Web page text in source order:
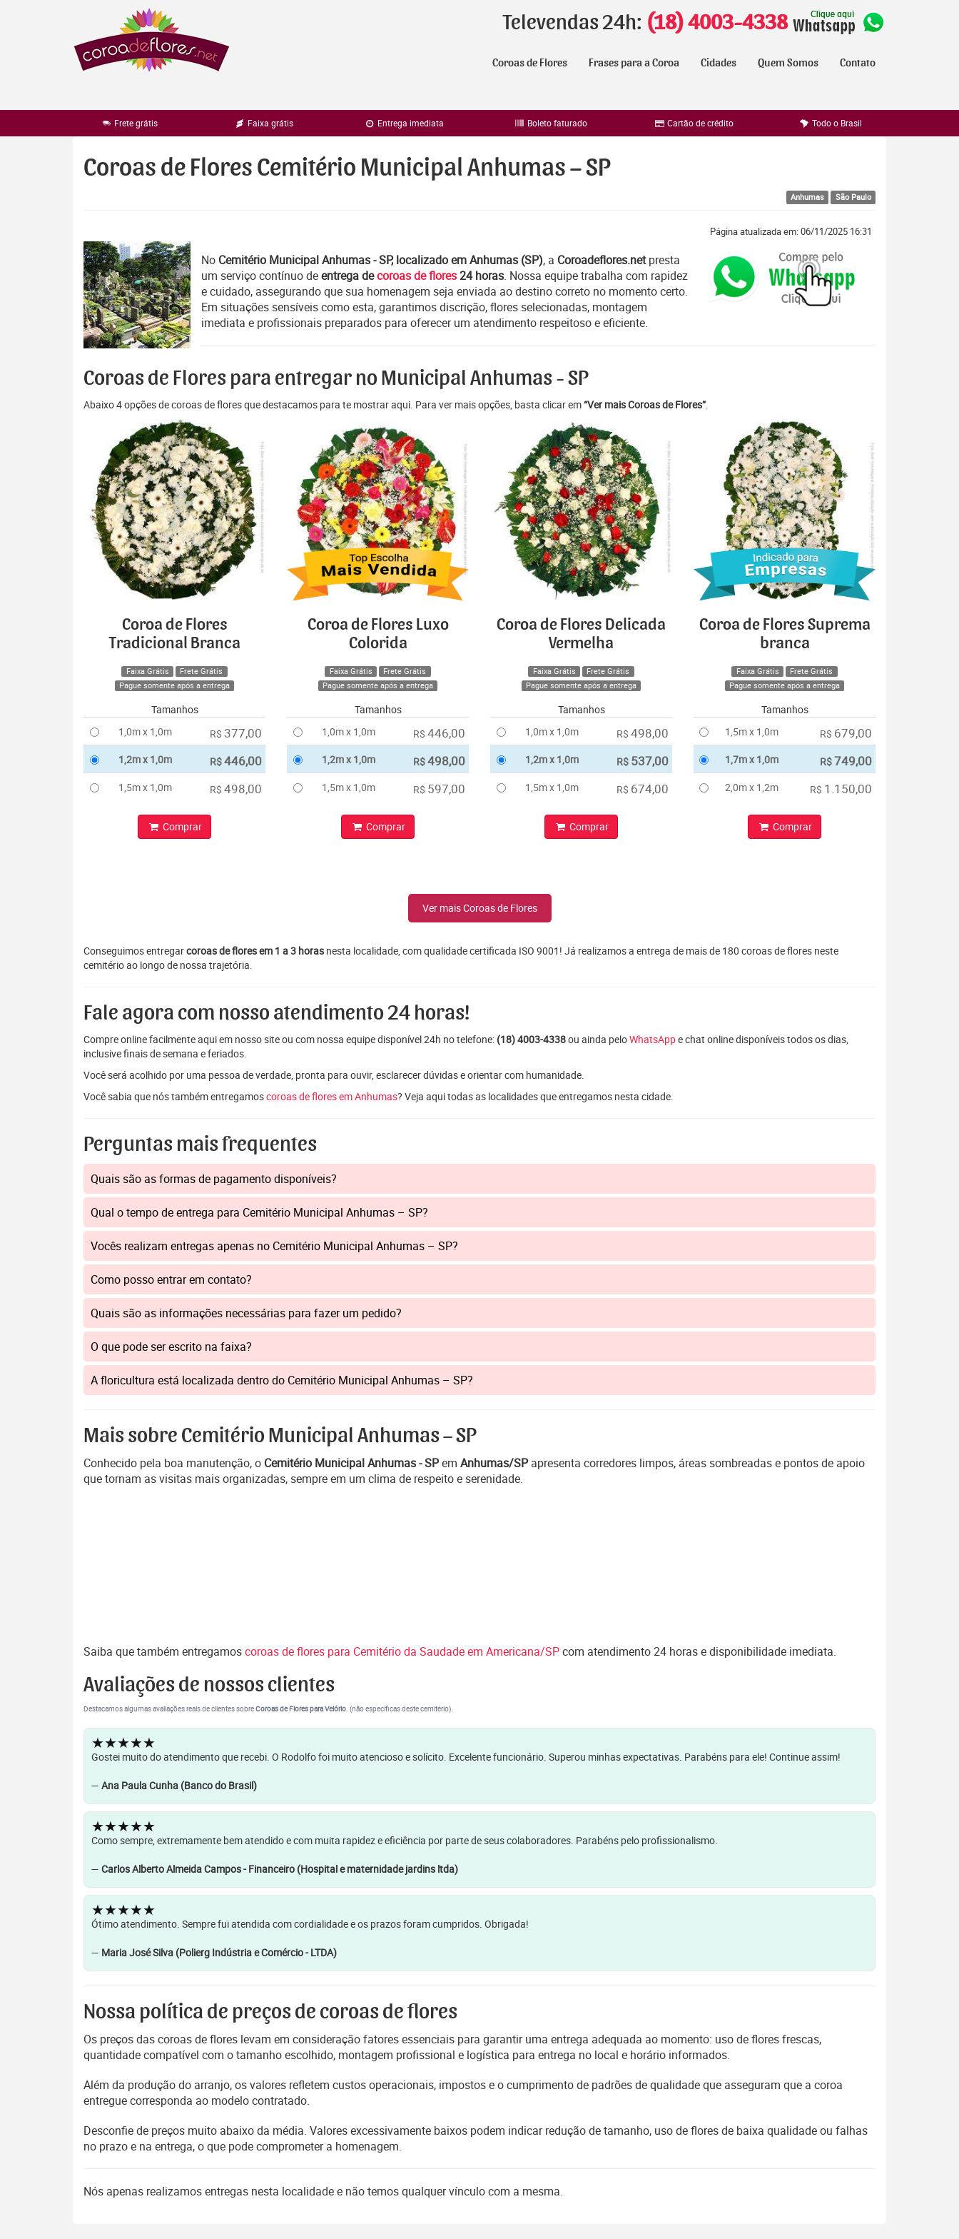
Televendas 24h: (18) 4003-4338
Coroas de Flores Frases para a Coroa Cidades Quem Somos Contato
Frete grátis Faixa grátis Entrega imediata Boleto faturado Cartão de crédito Todo o Brasil
Coroas de Flores Cemitério Municipal Anhumas – SP
Anhumas São Paulo
Página atualizada em: 06/11/2025 16:31
No Cemitério Municipal Anhumas - SP, localizado em Anhumas (SP), a Coroadeflores.netpresta
um serviço contínuo deentrega decoroas de flores24 horas. Nossa equipe trabalha com rapidez
e cuidado, assegurando que sua homenagem seja enviada ao destino correto no momento certo.
Em situações sensíveis como esta, garantimos discrição, flores selecionadas, montagem
imediata e profissionais preparados para oferecer um atendimento respeitoso e eficiente.
Coroas de Flores para entregar no Municipal Anhumas - SP
Abaixo 4 opções de coroas de flores que destacamos para te mostrar aqui. Para ver mais opções, basta clicar em“Ver mais Coroas de Flores”.
Coroa de Flores
Tradicional Branca
Faixa Grátis
Frete Grátis
Pague somente após a entrega
Tamanhos
1,0m x 1,0m
R$ 377,00
1,2m x 1,0m R$446,00
1,5m x 1,0m R$ 498,00
Comprar
Coroa de Flores Luxo
Colorida
Faixa Grátis
Frete Grátis
Pague somente após a entrega
Tamanhos
1,0m x 1,0m
R$ 446,00
1,2m x 1,0m R$498,00
1,5m x 1,0m R$ 597,00
Comprar
Coroa de Flores Delicada
Vermelha
Faixa Grátis
Frete Grátis
Pague somente após a entrega
Tamanhos
1,0m x 1,0m
R$ 498,00
1,2m x 1,0m R$ 537,00
1,5m x 1,0m R$ 674,00
Comprar
Coroa de Flores Suprema
branca
Faixa Grátis
Frete Grátis
Pague somente após a entrega
Tamanhos
1,5m x 1,0m
R$ 679,00
1,7m x 1,0m R$749,00
2,0m x 1,2m R$ 1.150,00
Comprar
Ver mais Coroas de Flores
Conseguimos entregarcoroas de flores em 1 a 3 horas nesta localidade, com qualidade certificada ISO 9001! Já realizamos a entrega de mais de 180 coroas de flores neste
cemitério ao longo de nossa trajetória.
Fale agora com nosso atendimento 24 horas!
Compre online facilmente aqui em nosso site ou com nossa equipe disponível 24h no telefone: (18) 4003-4338ou ainda peloWhatsAppe chat online disponíveis todos os dias,
inclusive finais de semana e feriados.
Você será acolhido por uma pessoa de verdade, pronta para ouvir, esclarecer dúvidas e orientar com humanidade.
Você sabia que nós também entregamoscoroas de flores em Anhumas? Veja aqui todas as localidades que entregamos nesta cidade.
Perguntas mais frequentes
Quais são as formas de pagamento disponíveis?
Qual o tempo de entrega para Cemitério Municipal Anhumas – SP?
Vocês realizam entregas apenas no Cemitério Municipal Anhumas – SP?
Como posso entrar em contato?
Quais são as informações necessárias para fazer um pedido?
O que pode ser escrito na faixa?
A floricultura está localizada dentro do Cemitério Municipal Anhumas – SP?
Mais sobre Cemitério Municipal Anhumas – SP
Conhecido pela boa manutenção, o Cemitério Municipal Anhumas - SPem Anhumas/SPapresenta corredores limpos, áreas sombreadas e pontos de apoio
que tornam as visitas mais organizadas, sempre em um clima de respeito e serenidade.
Saiba que também entregamoscoroas de flores para Cemitério da Saudade em Americana/SPcom atendimento 24 horas e disponibilidade imediata.
Avaliações de nossos clientes
Destacamos algumas avaliações reais de clientes sobreCoroas de Flores para Velório. (não específicas deste cemitério).
★★★★★
Gostei muito do atendimento que recebi. O Rodolfo foi muito atencioso e solícito. Excelente funcionário. Superou minhas expectativas. Parabéns para ele! Continue assim!
— Ana Paula Cunha (Banco do Brasil)
★★★★★
Como sempre, extremamente bem atendido e com muita rapidez e eficiência por parte de seus colaboradores. Parabéns pelo profissionalismo.
— Carlos Alberto Almeida Campos - Financeiro (Hospital e maternidade jardins ltda)
★★★★★
Ótimo atendimento. Sempre fui atendida com cordialidade e os prazos foram cumpridos. Obrigada!
— Maria José Silva (Polierg Indústria e Comércio - LTDA)
Nossa política de preços de coroas de flores
Os preços das coroas de flores levam em consideração fatores essenciais para garantir uma entrega adequada ao momento: uso de flores frescas,
quantidade compatível com o tamanho escolhido, montagem profissional e logística para entrega no local e horário informados.
Além da produção do arranjo, os valores refletem custos operacionais, impostos e o cumprimento de padrões de qualidade que asseguram que a coroa
entregue corresponda ao modelo contratado.
Desconfie de preços muito abaixo da média. Valores excessivamente baixos podem indicar redução de tamanho, uso de flores de baixa qualidade ou falhas
no prazo e na entrega, o que pode comprometer a homenagem.
Nós apenas realizamos entregas nesta localidade e não temos qualquer vínculo com a mesma.